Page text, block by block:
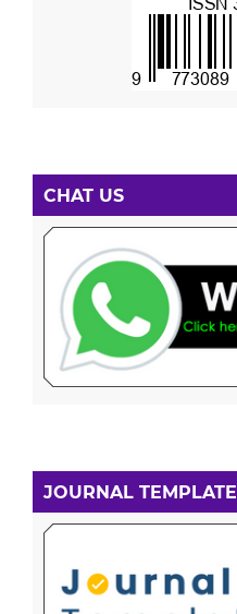
CHAT US
JOURNAL TEMPLATE